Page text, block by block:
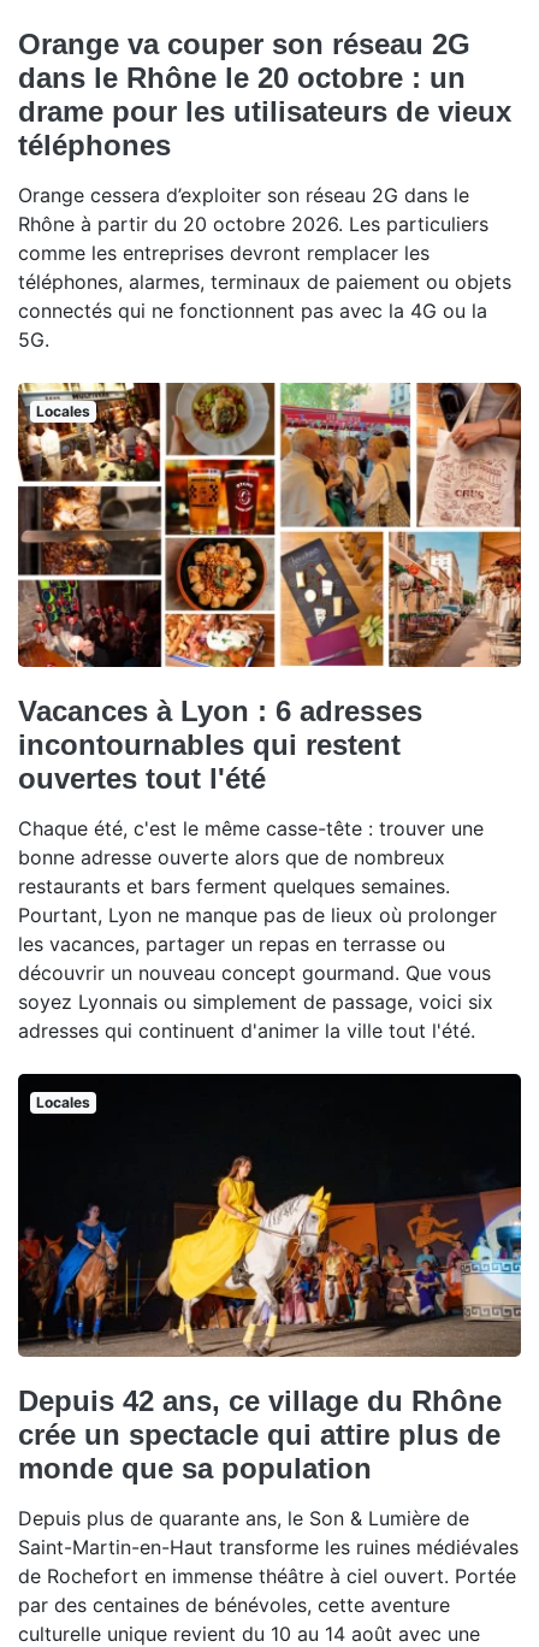
Orange va couper son réseau 2G
dans le Rhône le 20 octobre : un
drame pour les utilisateurs de vieux
téléphones
Orange cessera d’exploiter son réseau 2G dans le
Rhône à partir du 20 octobre 2026. Les particuliers
comme les entreprises devront remplacer les
téléphones, alarmes, terminaux de paiement ou objets
connectés qui ne fonctionnent pas avec la 4G ou la
5G.
Locales
Vacances à Lyon : 6 adresses
incontournables qui restent
ouvertes tout l'été
Chaque été, c'est le même casse-tête : trouver une
bonne adresse ouverte alors que de nombreux
restaurants et bars ferment quelques semaines.
Pourtant, Lyon ne manque pas de lieux où prolonger
les vacances, partager un repas en terrasse ou
découvrir un nouveau concept gourmand. Que vous
soyez Lyonnais ou simplement de passage, voici six
adresses qui continuent d'animer la ville tout l'été.
Locales
Depuis 42 ans, ce village du Rhône
crée un spectacle qui attire plus de
monde que sa population
Depuis plus de quarante ans, le Son & Lumière de
Saint-Martin-en-Haut transforme les ruines médiévales
de Rochefort en immense théâtre à ciel ouvert. Portée
par des centaines de bénévoles, cette aventure
culturelle unique revient du 10 au 14 août avec une